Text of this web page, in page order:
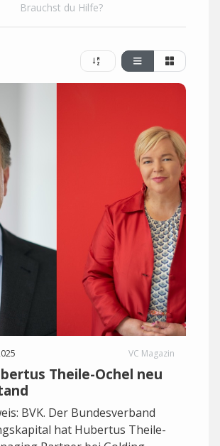
Brauchst du Hilfe?
VC Magazin
Theile-Ochel neu
BVK. Der Bundesverband
hat Hubertus Theile-